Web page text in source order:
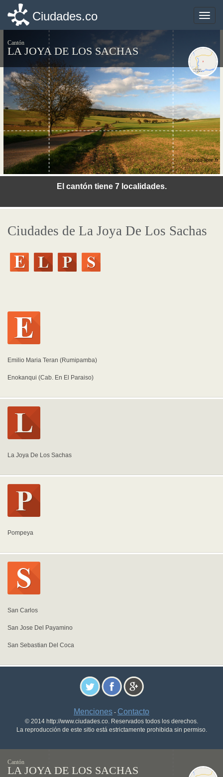
Toggle
Ciudades.co
Cantón
LA JOYA DE LOS SACHAS
El cantón tiene 7 localidades.
©photo-libre.fr
Ciudades de La Joya De Los Sachas
Emilio Maria Teran (Rumipamba)
Enokanqui (Cab. En El Paraiso)
La Joya De Los Sachas
Pompeya
San Carlos
San Jose Del Payamino
San Sebastian Del Coca
Menciones - Contacto
© 2014 http://www.ciudades.co. Reservados todos los derechos.
La reproducción de este sitio está estrictamente prohibida sin permiso.
Toggle
Ciudades.co
Cantón
LA JOYA DE LOS SACHAS